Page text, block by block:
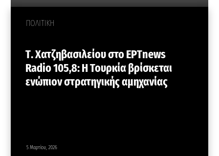
ΠΟΛΙΤΙΚΗ
Τ. Χατζηβασιλείου στο ΕΡΤnews
Radio 105,8: Η Τουρκία βρίσκεται
ενώπιον στρατηγικής αμηχανίας
5 Μαρτίου, 2026